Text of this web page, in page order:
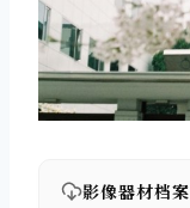
影像器材档案